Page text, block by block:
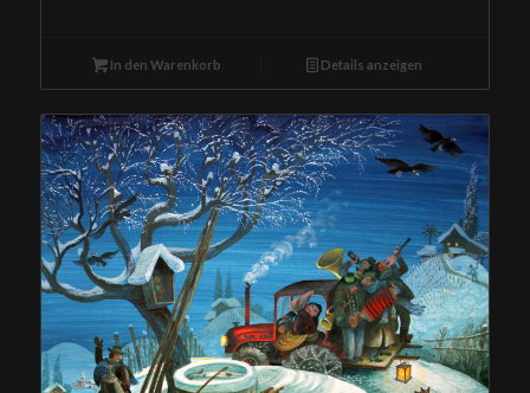
In den Warenkorb Details anzeigen